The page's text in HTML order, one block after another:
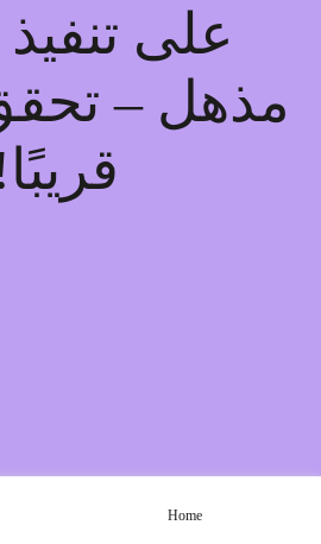
على
مذهل –
Home